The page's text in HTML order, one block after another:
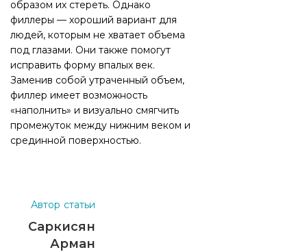
образом их стереть. Однако
филлеры — хороший вариант для
людей, которым не хватает объема
под глазами. Они также помогут
исправить форму впалых век.
Заменив собой утраченный объем,
филлер имеет возможность
«наполнить» и визуально смягчить
промежуток между нижним веком и
срединной поверхностью.
Автор статьи
Саркисян
Арман